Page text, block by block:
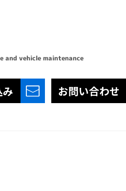
and vehicle maintenance
お問い合わせ